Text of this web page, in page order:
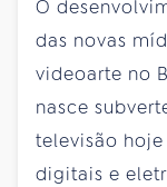
O
das novas
videoarte no
nasce
televisão
digitais e